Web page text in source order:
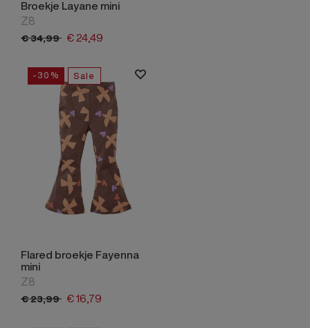
Broekje Layane mini
Z8
€34,99 €24,49
-30% Sale
Flared broekje Fayenna
mini
Z8
€23,99 €16,79